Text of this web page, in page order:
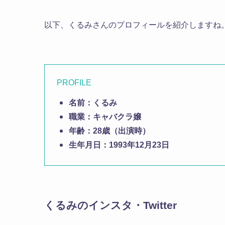
以下、くるみさんのプロフィールを紹介しますね
PROFILE
名前：くるみ
職業：キャバクラ嬢
年齢：28歳（出演時）
生年月日：1993年12月23日
くるみのインスタ・Twitter